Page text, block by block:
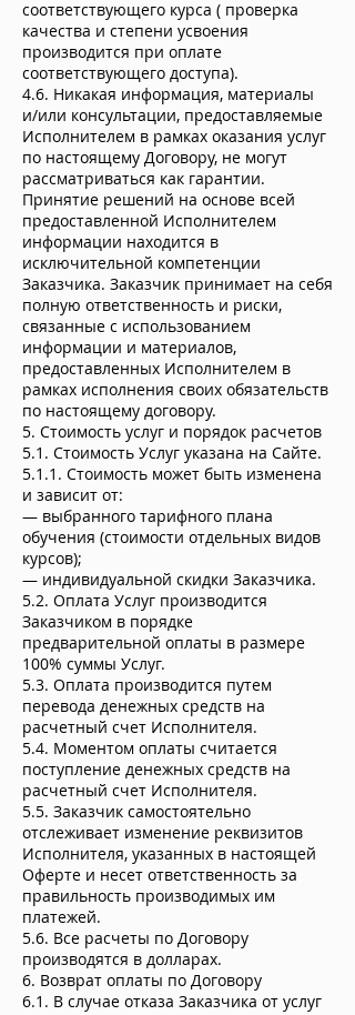
соответствующего курса ( проверка
качества и степени усвоения
производится при оплате
соответствующего доступа).
4.6. Никакая информация, материалы
и/или консультации, предоставляемые
Исполнителем в рамках оказания услуг
по настоящему Договору, не могут
рассматриваться как гарантии.
Принятие решений на основе всей
предоставленной Исполнителем
информации находится в
исключительной компетенции
Заказчика. Заказчик принимает на себя
полную ответственность и риски,
связанные с использованием
информации и материалов,
предоставленных Исполнителем в
рамках исполнения своих обязательств
по настоящему договору.
5. Стоимость услуг и порядок расчетов
5.1. Стоимость Услуг указана на Сайте.
5.1.1. Стоимость может быть изменена
и зависит от:
— выбранного тарифного плана
обучения (стоимости отдельных видов
курсов);
— индивидуальной скидки Заказчика.
5.2. Оплата Услуг производится
Заказчиком в порядке
предварительной оплаты в размере
100% суммы Услуг.
5.3. Оплата производится путем
перевода денежных средств на
расчетный счет Исполнителя.
5.4. Моментом оплаты считается
поступление денежных средств на
расчетный счет Исполнителя.
5.5. Заказчик самостоятельно
отслеживает изменение реквизитов
Исполнителя, указанных в настоящей
Оферте и несет ответственность за
правильность производимых им
платежей.
5.6. Все расчеты по Договору
производятся в долларах.
6. Возврат оплаты по Договору
6.1. В случае отказа Заказчика от услуг